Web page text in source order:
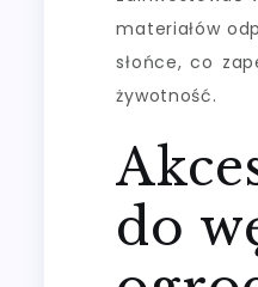
materiałów
słońce, co
żywotność.
do